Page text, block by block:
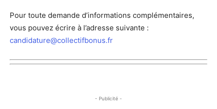
Pour toute demande d’informations complémentaires,
vous pouvez écrire à l’adresse suivante :
candidature@collectifbonus.fr
- Publicité -